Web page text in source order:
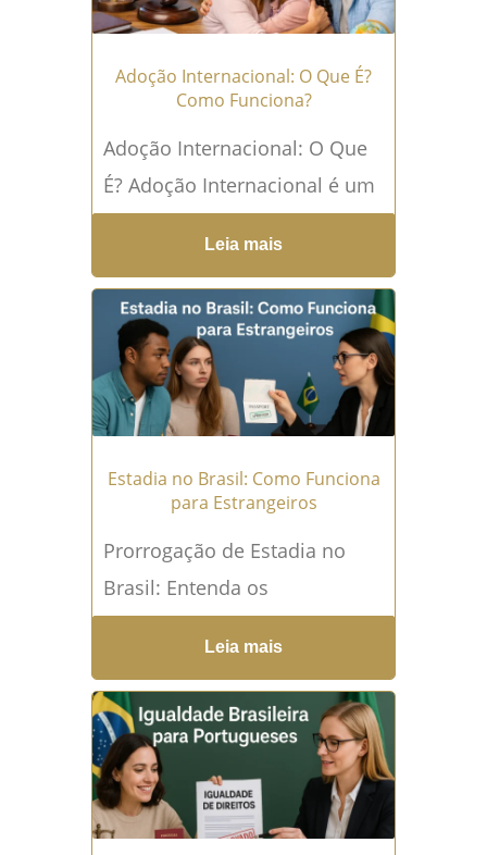
Adoção Internacional: O Que É?
Como Funciona?
Adoção Internacional: O Que
É? Adoção Internacional é um
processo complexo e
significativo que atravessa
fronteiras nacionais e envolve
famílias e crianças...Leia mais
→
Leia mais
Estadia no Brasil: Como Funciona
para Estrangeiros
Prorrogação de Estadia no
Brasil: Entenda os
Procedimentos e Requisitos
Legais Quando estrangeiros
desejam estender sua estadia
no Brasil, seja por motivos...
Leia mais →
Leia mais